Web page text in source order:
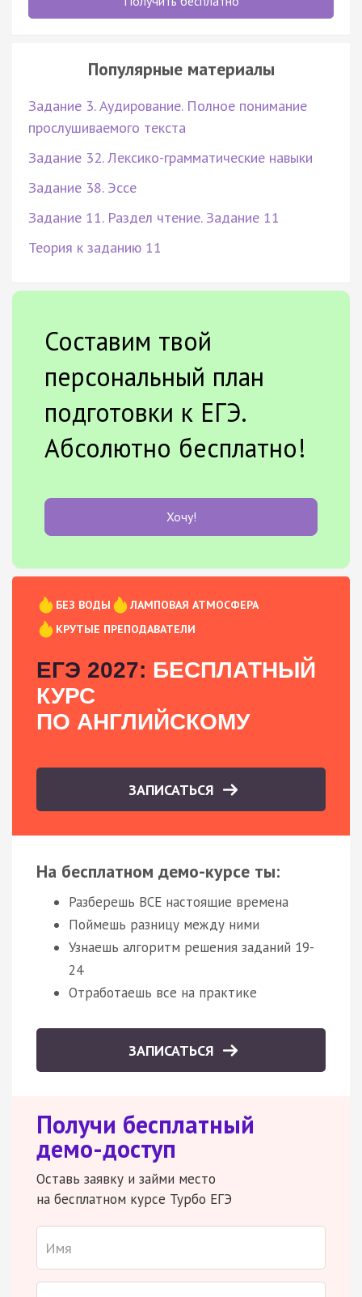
Популярные материалы
Задание 3. Аудирование. Полное понимание
прослушиваемого текста
Задание 32. Лексико-грамматические навыки
Задание 38. Эссе
Задание 11. Раздел чтение. Задание 11
Теория к заданию 11
Составим твой
персональный план
подготовки к ЕГЭ.
Абсолютно бесплатно!
Хочу!
БЕЗ ВОДЫ
ЛАМПОВАЯ АТМОСФЕРА
КРУТЫЕ ПРЕПОДАВАТЕЛИ
ЕГЭ 2027: БЕСПЛАТНЫЙ
КУРС
ПО АНГЛИЙСКОМУ
ЗАПИСАТЬСЯ
На бесплатном демо-курсе ты:
Разберешь ВСЕ настоящие времена
Поймешь разницу между ними
Узнаешь алгоритм решения заданий 19-
24
Отработаешь все на практике
ЗАПИСАТЬСЯ
Получи бесплатный
демо-доступ
Оставь заявку и займи место
на бесплатном курсе Турбо ЕГЭ